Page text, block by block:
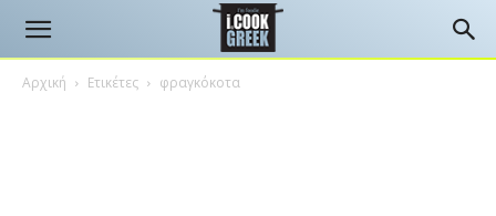
Αρχική Ετικέτες φραγκόκοτα